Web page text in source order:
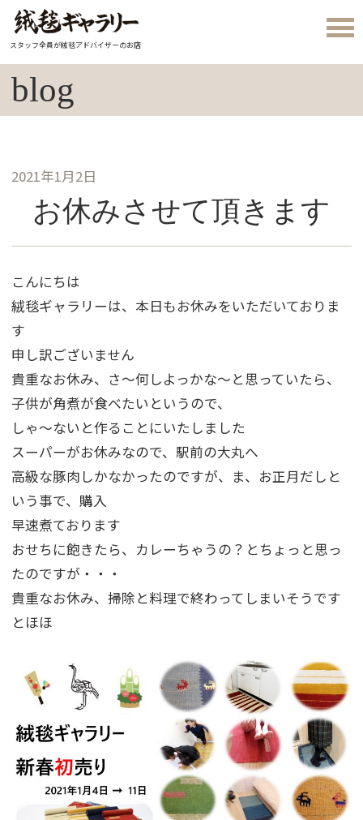
スタッフ全員が絨毯アドバイザーのお店
blog
2021年1月2日
お休みさせて頂きます
こんにちは
絨毯ギャラリーは、本日もお休みをいただいておりま
す
申し訳ございません
貴重なお休み、さ～何しよっかな～と思っていたら、
子供が角煮が食べたいというので、
しゃ～ないと作ることにいたしました
スーパーがお休みなので、駅前の大丸へ
高級な豚肉しかなかったのですが、ま、お正月だしと
いう事で、購入
早速煮ております
おせちに飽きたら、カレーちゃうの？とちょっと思っ
たのですが・・・
貴重なお休み、掃除と料理で終わってしまいそうです
とほほ